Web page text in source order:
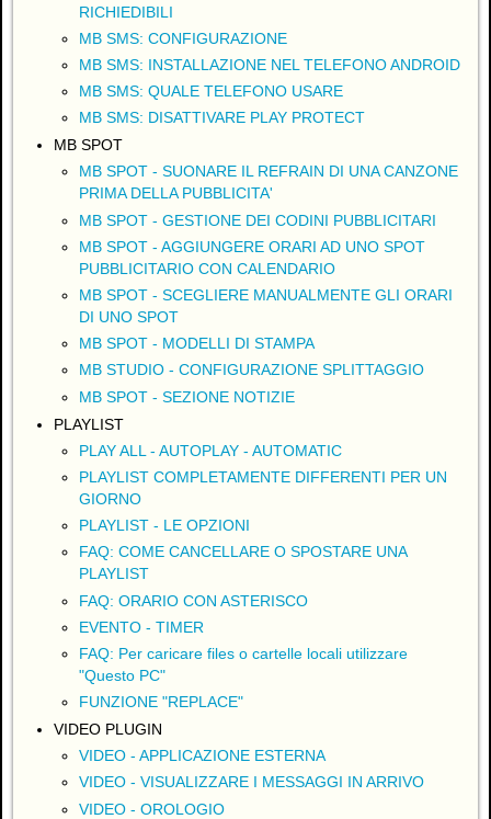
RICHIEDIBILI
MB SMS: CONFIGURAZIONE
MB SMS: INSTALLAZIONE NEL TELEFONO ANDROID
MB SMS: QUALE TELEFONO USARE
MB SMS: DISATTIVARE PLAY PROTECT
MB SPOT
MB SPOT - SUONARE IL REFRAIN DI UNA CANZONE
PRIMA DELLA PUBBLICITA'
MB SPOT - GESTIONE DEI CODINI PUBBLICITARI
MB SPOT - AGGIUNGERE ORARI AD UNO SPOT
PUBBLICITARIO CON CALENDARIO
MB SPOT - SCEGLIERE MANUALMENTE GLI ORARI
DI UNO SPOT
MB SPOT - MODELLI DI STAMPA
MB STUDIO - CONFIGURAZIONE SPLITTAGGIO
MB SPOT - SEZIONE NOTIZIE
PLAYLIST
PLAY ALL - AUTOPLAY - AUTOMATIC
PLAYLIST COMPLETAMENTE DIFFERENTI PER UN
GIORNO
PLAYLIST - LE OPZIONI
FAQ: COME CANCELLARE O SPOSTARE UNA
PLAYLIST
FAQ: ORARIO CON ASTERISCO
EVENTO - TIMER
FAQ: Per caricare files o cartelle locali utilizzare
"Questo PC"
FUNZIONE "REPLACE"
VIDEO PLUGIN
VIDEO - APPLICAZIONE ESTERNA
VIDEO - VISUALIZZARE I MESSAGGI IN ARRIVO
VIDEO - OROLOGIO